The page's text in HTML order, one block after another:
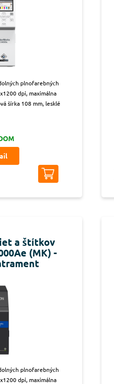
plnofarebných
dpi, maximálna
šírka 108 mm, lesklé
a štítkov
(MK) -
plnofarebných
dpi, maximálna